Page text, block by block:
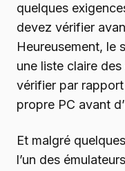
quelques
devez vérifier
Heureusement, le
une liste claire
vérifier par
propre PC avant
Et malgré
l’un des